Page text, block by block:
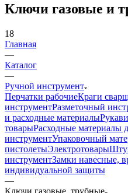
Ключи газовые и
18
Главная
—
Каталог
—
Ручной инструмент
Перчатки рабочиеКраги
инструментРазметочный
и расходные материалы
товарыРасходные материалы
инструментУпаковочный
пистолетыЭлектротовары
инструментЗамки навесные,
индивидуальной защиты
—
Ключи газовые, трубные